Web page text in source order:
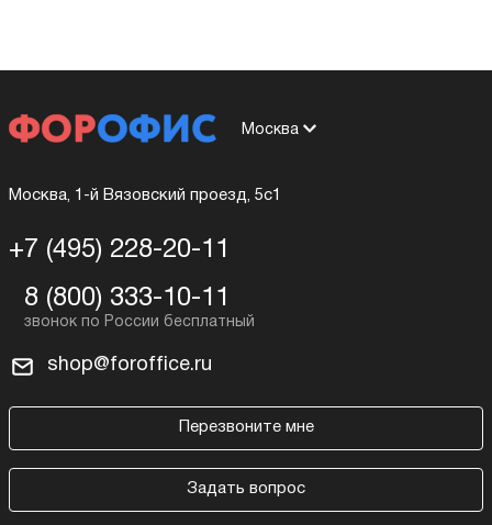
Москва
Москва, 1-й Вязовский проезд, 5с1
+7 (495) 228-20-11
8 (800) 333-10-11
shop@foroffice.ru
Перезвоните мне
Задать вопрос